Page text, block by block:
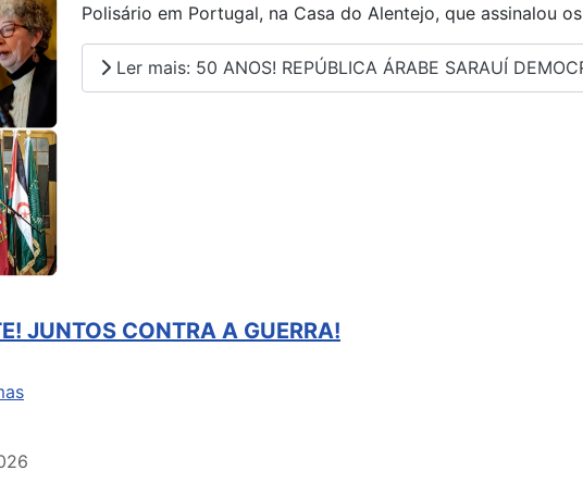
Polisário em Portugal, na Casa do Alentejo, que assinalou
Ler mais: 50 ANOS! REPÚBLICA ÁRABE SARAUÍ
JUNTOS CONTRA A GUERRA!